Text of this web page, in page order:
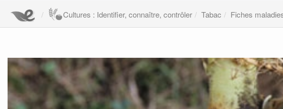
Cultures : Identifier, connaître, contrôler Tabac Fiches